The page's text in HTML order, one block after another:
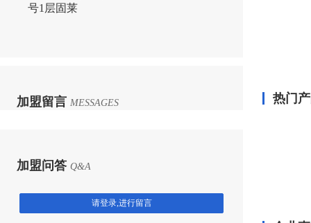
号1层固莱
加盟留言 MESSAGES
加盟问答 Q&A
请登录,进行留言
热门